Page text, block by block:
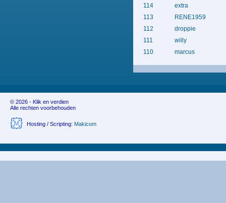
114
extra
113
RENE1959
112
droppie
111
willy
110
marcus
© 2026 - Klik en verdien
Alle rechten voorbehouden
Hosting / Scripting: Makicom